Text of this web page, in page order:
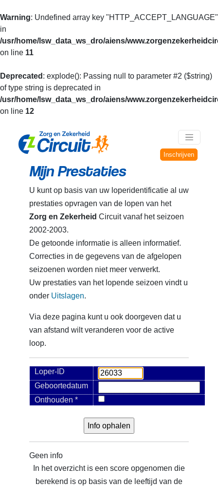
Warning: Undefined array key "HTTP_ACCEPT_LANGUAGE"
in
/usr/home/lsw_data_ws_dro/aiens/
on line 11
Deprecated : explode(): Passing null to parameter #2 ($string)
of type string is deprecated in
/usr/home/lsw_data_ws_dro/aiens/
on line 12
Inschrijven
Mijn Prestaties
U kunt op basis van uw loperidentificatie al uw
prestaties opvragen van de lopen van het
Zorg en Zekerheid Circuit vanaf het seizoen
2002-2003.
De getoonde informatie is alleen informatief.
Correcties in de gegevens van de afgelopen
seizoenen worden niet meer verwerkt.
Uw prestaties van het lopende seizoen vindt u
onder Uitslagen.
Via deze pagina kunt u ook doorgeven dat u
van afstand wilt veranderen voor de active
loop.
Loper-ID
Geboortedatum
Onthouden *
Geen info
In het overzicht is een score opgenomen die
berekend is op basis van de leeftijd van de